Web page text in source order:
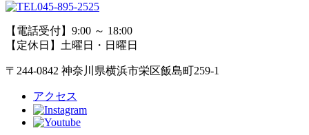
045-895-2525
【電話受付】9:00 ～ 18:00
【定休日】土曜日・日曜日
〒244-0842 神奈川県横浜市栄区飯島町259-1
アクセス